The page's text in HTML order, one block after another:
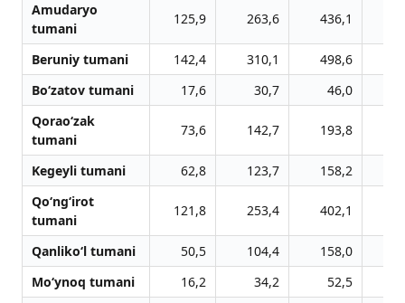
Amudaryo
tumani
125,9 263,6 436,1
Beruniy tumani 142,4 310,1 498,6
Bo‘zatov tumani
17,6 30,7 46,0
Qorao‘zak
tumani
73,6 142,7 193,8
Kegeyli tumani 62,8 123,7 158,2
Qo‘ng‘irot
tumani
121,8 253,4 402,1
Qanliko‘l tumani 50,5 104,4 158,0
Mo‘ynoq tumani
16,2 34,2 52,5